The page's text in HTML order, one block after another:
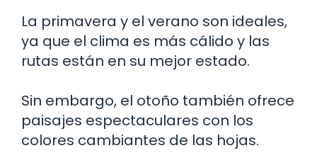
La primavera y el verano son ideales,
ya que el clima es más cálido y las
rutas están en su mejor estado.
Sin embargo, el otoño también ofrece
paisajes espectaculares con los
colores cambiantes de las hojas.